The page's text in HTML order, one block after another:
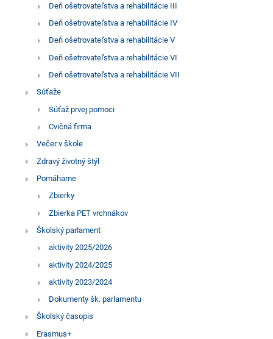
Deň ošetrovateľstva a rehabilitácie III
Deň ošetrovateľstva a rehabilitácie IV
Deň ošetrovateľstva a rehabilitácie V
Deň ošetrovateľstva a rehabilitácie VI
Deň ošetrovateľstva a rehabilitácie VII
Súťaže
Súťaž prvej pomoci
Cvičná firma
Večer v škole
Zdravý životný štýl
Pomáhame
Zbierky
Zbierka PET vrchnákov
Školský parlament
aktivity 2025/2026
aktivity 2024/2025
aktivity 2023/2024
Dokumenty šk. parlamentu
Školský časopis
Erasmus+